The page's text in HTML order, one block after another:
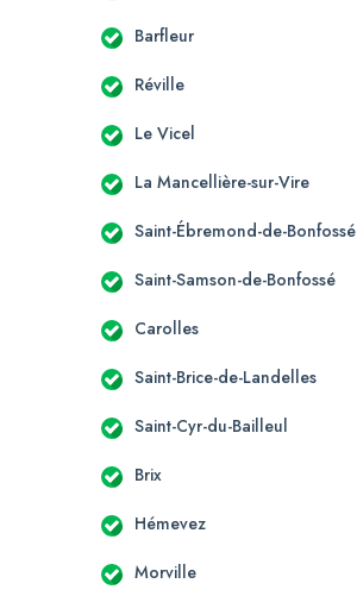
Barfleur
Réville
Le Vicel
La Mancellière-sur-Vire
Saint-Ébremond-de-Bonfossé
Saint-Samson-de-Bonfossé
Carolles
Saint-Brice-de-Landelles
Saint-Cyr-du-Bailleul
Brix
Hémevez
Morville